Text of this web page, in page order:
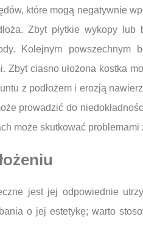
które mogą negatywnie
Zbyt płytkie wykopy
Kolejnym powszechnym
ciasno ułożona kostka
z podłożem i erozją
prowadzić do
może skutkować
jest jej odpowiednie
o jej estetykę; warto